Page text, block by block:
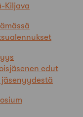
Kiljava
edut